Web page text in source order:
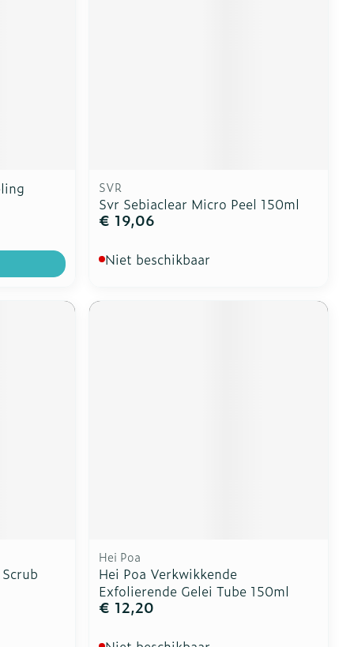
SVR
Svr Sebiaclear Micro Peel 150ml
€ 19,06
Niet beschikbaar
Hei Poa
Hei Poa Verkwikkende
Exfolierende Gelei Tube 150ml
€ 12,20